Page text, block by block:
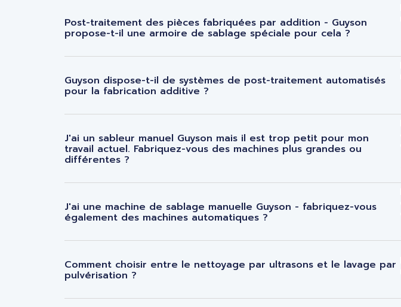
Post-traitement des pièces fabriquées par addition - Guyson
propose-t-il une armoire de sablage spéciale pour cela ?
Guyson dispose-t-il de systèmes de post-traitement automatisés
pour la fabrication additive ?
J'ai un sableur manuel Guyson mais il est trop petit pour mon
travail actuel. Fabriquez-vous des machines plus grandes ou
différentes ?
J'ai une machine de sablage manuelle Guyson - fabriquez-vous
également des machines automatiques ?
Comment choisir entre le nettoyage par ultrasons et le lavage par
pulvérisation ?